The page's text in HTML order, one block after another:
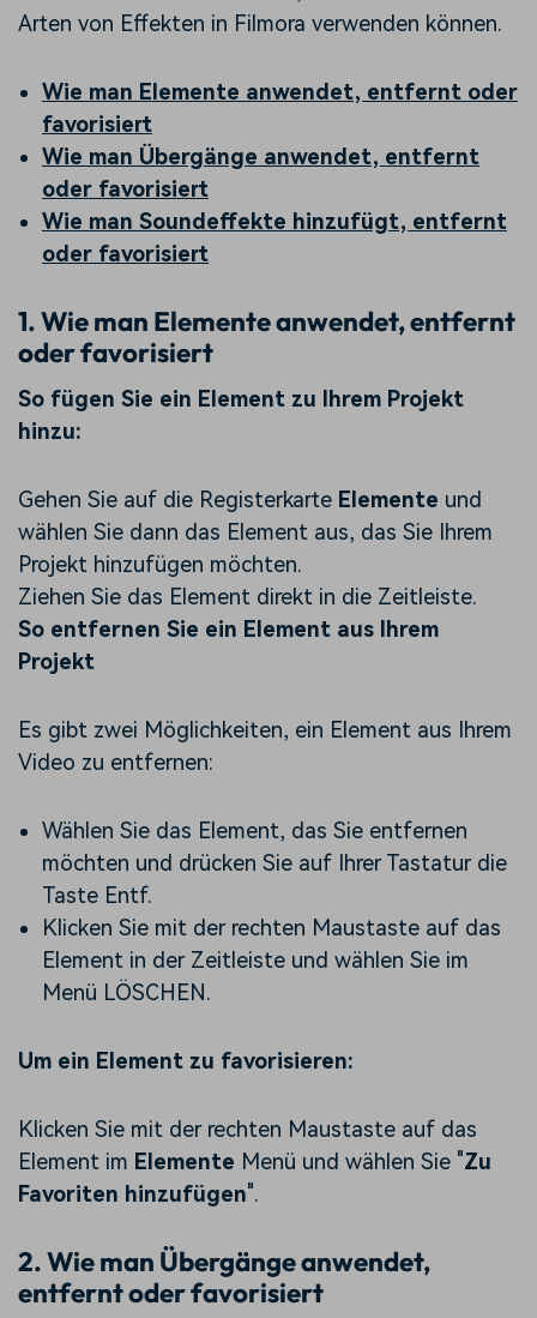
Arten von Effekten in Filmora verwenden können.
Wie man Elemente anwendet, entfernt oder
favorisiert
Wie man Übergänge anwendet, entfernt
oder favorisiert
Wie man Soundeffekte hinzufügt, entfernt
oder favorisiert
1. Wie man Elemente anwendet, entfernt
oder favorisiert
So fügen Sie ein Element zu Ihrem Projekt
hinzu:
Gehen Sie auf die Registerkarte Elemente und
wählen Sie dann das Element aus, das Sie Ihrem
Projekt hinzufügen möchten.
Ziehen Sie das Element direkt in die Zeitleiste.
So entfernen Sie ein Element aus Ihrem
Projekt
Es gibt zwei Möglichkeiten, ein Element aus Ihrem
Video zu entfernen:
Wählen Sie das Element, das Sie entfernen
möchten und drücken Sie auf Ihrer Tastatur die
Taste Entf.
Klicken Sie mit der rechten Maustaste auf das
Element in der Zeitleiste und wählen Sie im
Menü LÖSCHEN.
Um ein Element zu favorisieren:
Klicken Sie mit der rechten Maustaste auf das
Element im Elemente Menü und wählen Sie "Zu
Favoriten hinzufügen".
2. Wie man Übergänge anwendet,
entfernt oder favorisiert